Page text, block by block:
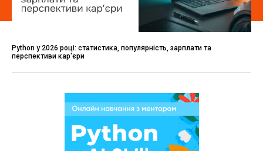
Python у 2026 році: статистика, популярність, зарплати та
перспективи кар'єри